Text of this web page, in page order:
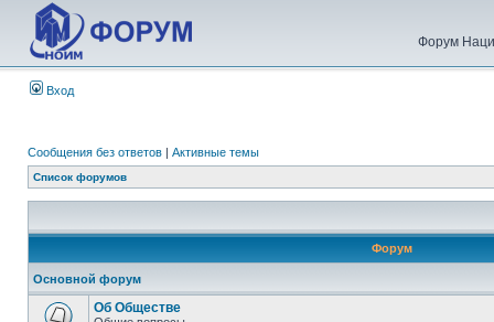
Форум
Вход
Сообщения без ответов | Активные темы
Список форумов
Форум
Основной форум
Об Обществе